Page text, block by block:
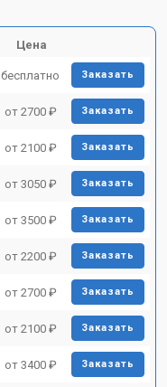
Цена
бесплатно Заказать
от 2700 ₽ Заказать
от 2100 ₽ Заказать
от 3050 ₽ Заказать
от 3500 ₽ Заказать
от 2200 ₽ Заказать
от 2700 ₽ Заказать
от 2100 ₽ Заказать
от 3400 ₽ Заказать